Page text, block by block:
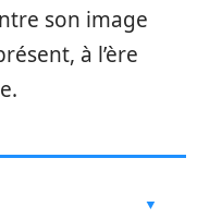
son image
à l’ère